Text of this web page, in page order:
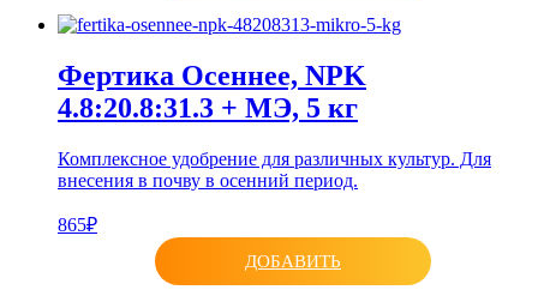
Фертика Осеннее, NPK
4.8:20.8:31.3 + МЭ, 5 кг
Комплексное удобрение для различных культур. Для
внесения в почву в осенний период.
865₽
ДОБАВИТЬ